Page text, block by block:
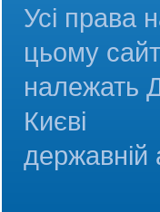
Усі права
цьому
належать
Києві